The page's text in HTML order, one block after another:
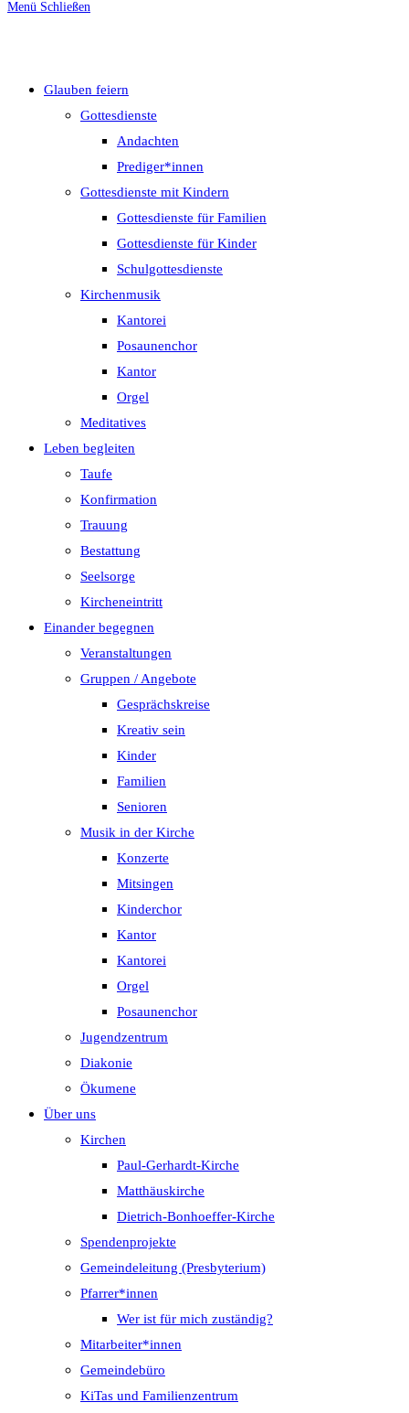
Menü Schließen
Glauben feiern
Gottesdienste
Andachten
Prediger*innen
Gottesdienste mit Kindern
Gottesdienste für Familien
Gottesdienste für Kinder
Schulgottesdienste
Kirchenmusik
Kantorei
Posaunenchor
Kantor
Orgel
Meditatives
Leben begleiten
Taufe
Konfirmation
Trauung
Bestattung
Seelsorge
Kircheneintritt
Einander begegnen
Veranstaltungen
Gruppen / Angebote
Gesprächskreise
Kreativ sein
Kinder
Familien
Senioren
Musik in der Kirche
Konzerte
Mitsingen
Kinderchor
Kantor
Kantorei
Orgel
Posaunenchor
Jugendzentrum
Diakonie
Ökumene
Über uns
Kirchen
Paul-Gerhardt-Kirche
Matthäuskirche
Dietrich-Bonhoeffer-Kirche
Spendenprojekte
Gemeindeleitung (Presbyterium)
Pfarrer*innen
Wer ist für mich zuständig?
Mitarbeiter*innen
Gemeindebüro
KiTas und Familienzentrum